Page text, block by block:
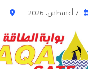
7 أغسطس، 2026